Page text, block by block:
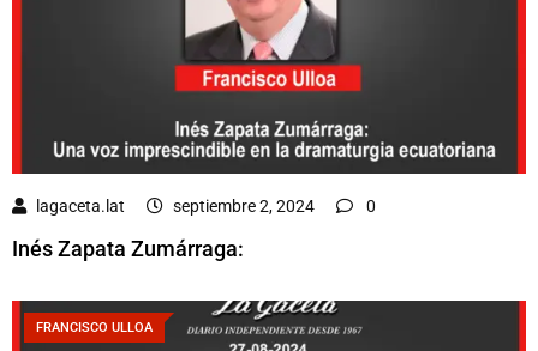
lagaceta.lat septiembre 2, 2024 0
Inés Zapata Zumárraga:
FRANCISCO ULLOA